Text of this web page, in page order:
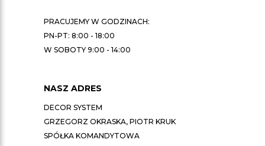
PRACUJEMY W GODZINACH:
PN-PT: 8:00 - 18:00
W SOBOTY 9:00 - 14:00
NASZ ADRES
DECOR SYSTEM
GRZEGORZ OKRASKA, PIOTR KRUK
SPÓŁKA KOMANDYTOWA